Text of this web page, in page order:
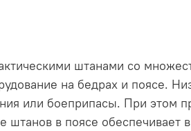
штанами со
на бедрах и поясе.
или боеприпасы. При этом
в поясе обеспечивает